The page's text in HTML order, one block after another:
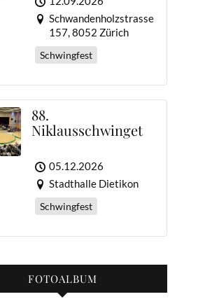
Schwandenholzstrasse
157, 8052 Zürich
Schwingfest
88.
Niklausschwinget
05.12.2026
Stadthalle Dietikon
Schwingfest
FOTOALBUM